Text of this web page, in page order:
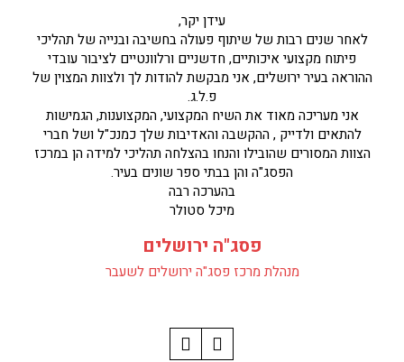
עידן יקר,
לאחר שנים רבות של שיתוף פעולה בחשיבה ובנייה של תהליכי
פיתוח מקצועי איכותיים, חדשניים ורלוונטיים לציבור עובדי
ההוראה בעיר ירושלים, אני מבקשת להודות לך ולצוות המצוין של
פ.ל.ג.
אני מעריכה מאוד את השיח המקצועי, המקצוענות, הגמישות
להתאים ולדייק , ההקשבה והאדיבות שלך כמנכ"ל ושל חברי
הצוות המסורים שהובילו והנחו בהצלחה תהליכי למידה הן במרכז
הפסג"ה והן בבתי ספר שונים בעיר.
בהערכה רבה
מיכל סטולר
פסג"ה ירושלים
מנהלת מרכז פסג"ה ירושלים לשעבר